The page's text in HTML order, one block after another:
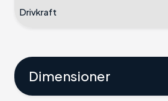
Drivkraft
Dimensioner